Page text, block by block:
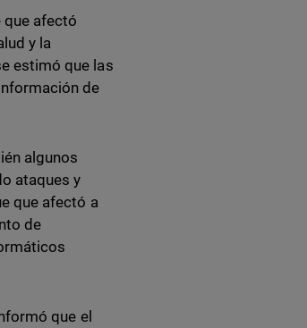
que afectó
y la
estimó que las
de
algunos
ataques y
que afectó a
de
que el